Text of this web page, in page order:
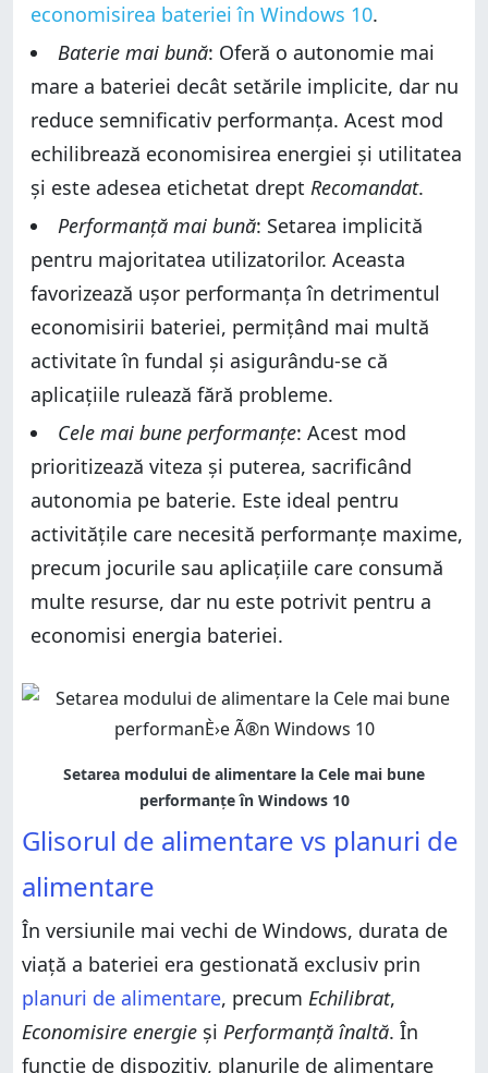
economisirea bateriei în Windows 10.
Baterie mai bună: Oferă o autonomie mai
mare a bateriei decât setările implicite, dar nu
reduce semnificativ performanța. Acest mod
echilibrează economisirea energiei și utilitatea
și este adesea etichetat drept Recomandat.
Performanță mai bună: Setarea implicită
pentru majoritatea utilizatorilor. Aceasta
favorizează ușor performanța în detrimentul
economisirii bateriei, permițând mai multă
activitate în fundal și asigurându-se că
aplicațiile rulează fără probleme.
Cele mai bune performanțe: Acest mod
prioritizează viteza și puterea, sacrificând
autonomia pe baterie. Este ideal pentru
activitățile care necesită performanțe maxime,
precum jocurile sau aplicațiile care consumă
multe resurse, dar nu este potrivit pentru a
economisi energia bateriei.
Glisorul de alimentare vs planuri de
alimentare
În versiunile mai vechi de Windows, durata de
viață a bateriei era gestionată exclusiv prin
planuri de alimentare, precum Echilibrat,
Economisire energie și Performanță înaltă. În
funcție de dispozitiv, planurile de alimentare